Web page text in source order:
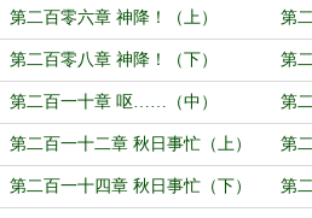
第二百零六章 神降！（上） 第
第二百零八章 神降！（下） 第
第二百一十章 呕……（中） 第
第二百一十二章 秋日事忙（上） 第
第二百一十四章 秋日事忙（下） 第